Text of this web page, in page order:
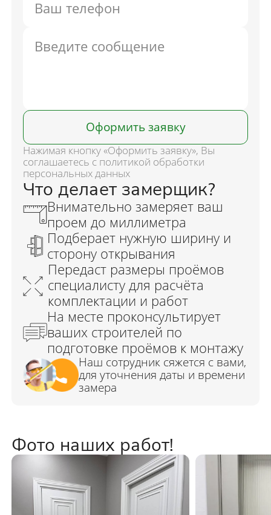
Оформить заявку
Нажимая кнопку «Оформить заявку», Вы
соглашаетесь с политикой обработки
персональных данных
Фото наших работ!